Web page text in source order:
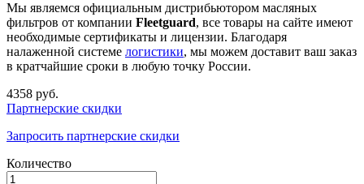
Мы являемся официальным дистрибьютором масляных
фильтров от компании Fleetguard, все товары на сайте имеют
необходимые сертификаты и лицензии. Благодаря
налаженной системе логистики, мы можем доставит ваш заказ
в кратчайшие сроки в любую точку России.
4358 руб.
Партнерские скидки
Запросить партнерские скидки
Количество